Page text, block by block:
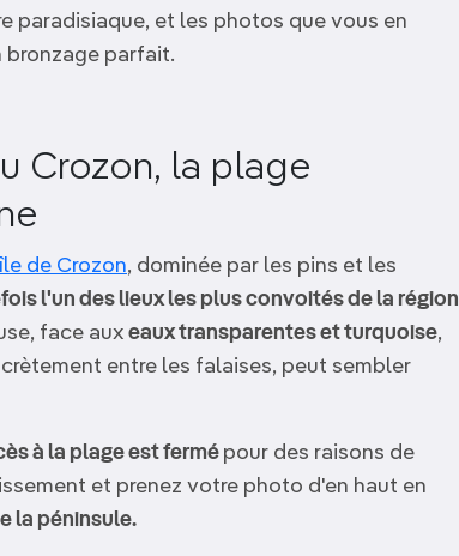
paradisiaque, et les photos que vous en
bronzage parfait.
Crozon, la plage
de Crozon, dominée par les pins et les
l'un des lieux les plus convoités de la région
face aux eaux transparentes et turquoise,
entre les falaises, peut sembler
à la plage est fermé pour des raisons de
et prenez votre photo d'en haut en
la péninsule.